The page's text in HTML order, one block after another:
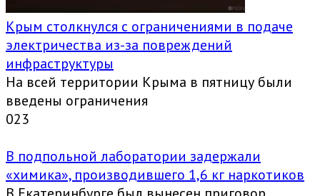
Крым столкнулся с ограничениями в подаче
электричества из-за повреждений
инфраструктуры
На всей территории Крыма в пятницу были
введены ограничения
023
В подпольной лаборатории задержали
«химика», производившего 1,6 кг наркотиков